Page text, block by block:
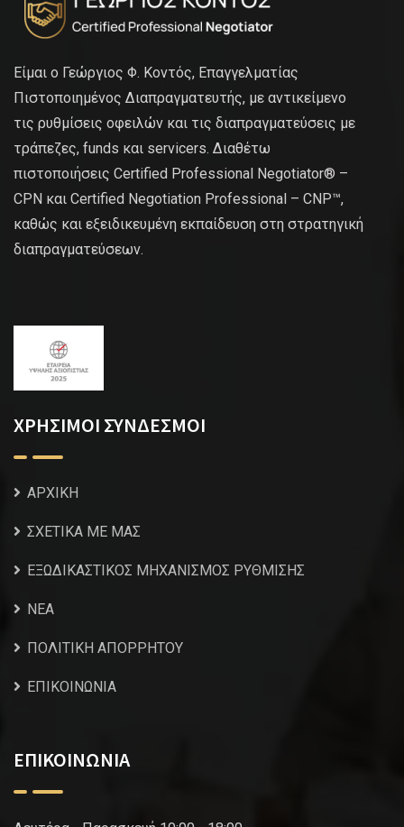
Είμαι ο Γεώργιος Φ. Κοντός, Επαγγελματίας
Πιστοποιημένος Διαπραγματευτής, με αντικείμενο
τις ρυθμίσεις οφειλών και τις διαπραγματεύσεις με
τράπεζες, funds και servicers. Διαθέτω
πιστοποιήσεις Certified Professional Negotiator® –
CPN και Certified Negotiation Professional – CNP™,
καθώς και εξειδικευμένη εκπαίδευση στη στρατηγική
διαπραγματεύσεων.
ΧΡΗΣΙΜΟΙ ΣΥΝΔΕΣΜΟΙ
ΑΡΧΙΚΗ
ΣΧΕΤΙΚΑ ΜΕ ΜΑΣ
ΕΞΩΔΙΚΑΣΤΙΚΟΣ ΜΗΧΑΝΙΣΜΟΣ ΡΥΘΜΙΣΗΣ
NEA
ΠΟΛΙΤΙΚΗ ΑΠΟΡΡΗΤΟΥ
ΕΠΙΚΟΙΝΩΝΙΑ
ΕΠΙΚΟΙΝΩΝΙΑ